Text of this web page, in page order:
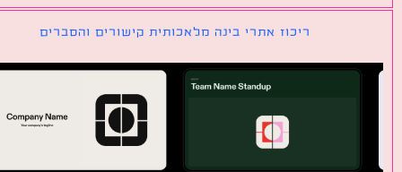
ריכוז אתרי בינה מלאכותית קישורים והסברים